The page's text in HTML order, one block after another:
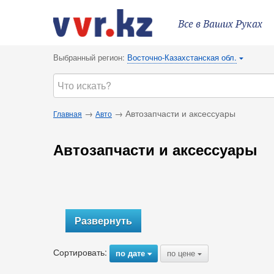
Все в Ваших Руках
Выбранный регион: Восточно-Казахстанская обл. {
Главная → Авто → Автозапчасти и аксессуары
Автозапчасти и аксессуары
Развернуть
Сортировать: по дате{ по цене {